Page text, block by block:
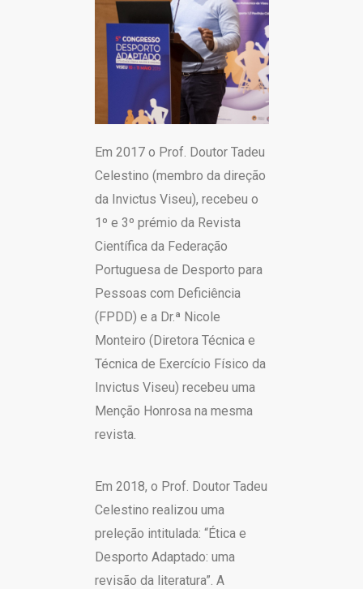
Em 2017 o Prof. Doutor Tadeu
Celestino (membro da direção
da Invictus Viseu), recebeu o
1º e 3º prémio da Revista
Científica da Federação
Portuguesa de Desporto para
Pessoas com Deficiência
(FPDD) e a Dr.ª Nicole
Monteiro (Diretora Técnica e
Técnica de Exercício Físico da
Invictus Viseu) recebeu uma
Menção Honrosa na mesma
revista.
Em 2018, o Prof. Doutor Tadeu
Celestino realizou uma
preleção intitulada: “Ética e
Desporto Adaptado: uma
revisão da literatura”. A